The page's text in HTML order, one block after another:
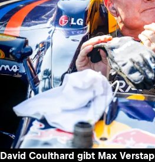
David Coulthard gibt Max